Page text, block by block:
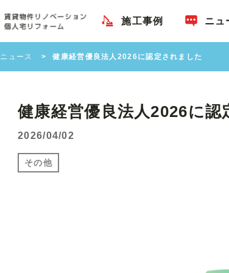
施工事例 ニュ
ニュース 健康経営優良法人2026に認定されました
健康経営優良法人2026に認
2026/04/02
その他